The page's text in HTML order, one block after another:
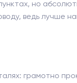
но
ведь лучше
грамотно